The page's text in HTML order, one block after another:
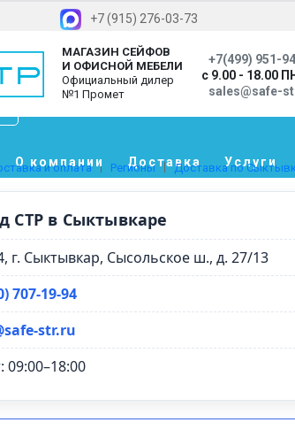
+7 (915) 276-03-73
МАГАЗИН СЕЙФОВ
И ОФИСНОЙ МЕБЕЛИ
Официальный дилер
№1 Промет
+7(499) 951-
с 9.00 - 18.00
sales@safe-
О компании Доставка Услуги
и оплата Регионы Доставка по
СТР в Сыктывкаре
г. Сыктывкар, Сысольское ш., д. 27/13
707‑19‑94
str.ru
09:00–18:00